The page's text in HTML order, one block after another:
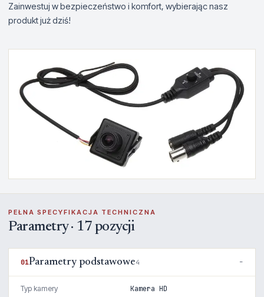
Zainwestuj w bezpieczeństwo i komfort, wybierając nasz
produkt już dziś!
PEŁNA SPECYFIKACJA TECHNICZNA
Parametry · 17 pozycji
01Parametry podstawowe4
Typ kamery Kamera HD